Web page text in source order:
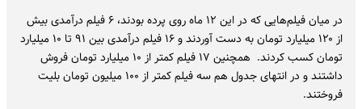
در میان فیلم‌هایی که در این ۱۲ ماه روی پرده بودند، ۶ فیلم درآمدی بیش
از ۱۲۰ میلیارد تومان به دست آوردند و ۱۶ فیلم درآمدی بین ۹۱ تا ۱۰ میلیارد
تومان کسب کردند. همچنین ۱۷ فیلم کمتر از ۱۰ میلیارد تومان فروش
داشتند و در انتهای جدول هم سه فیلم کمتر از ۱۰۰ میلیون تومان بلیت
فروختند.